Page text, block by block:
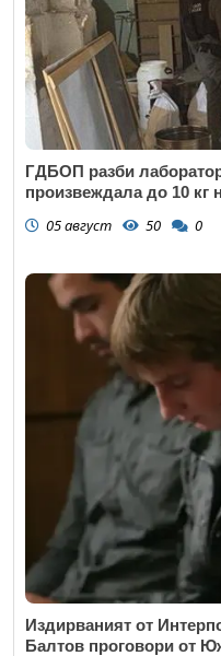
ГДБОП разби
произвеждала до 10 кг
05 август 50 0
Издирваният от
Балтов проговори от